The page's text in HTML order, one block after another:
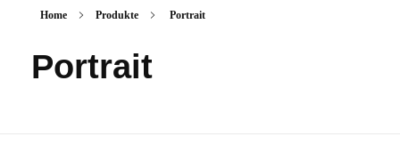
Home Produkte Portrait
Portrait